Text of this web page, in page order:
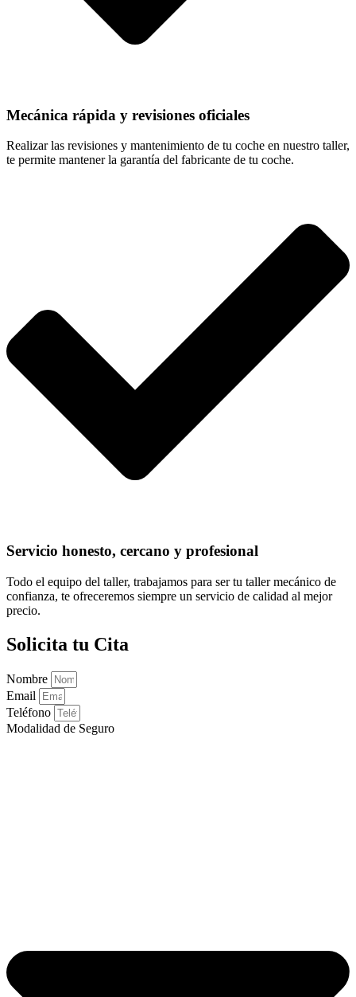
Mecánica rápida y revisiones oficiales
Realizar las revisiones y mantenimiento de tu coche en nuestro taller,
te permite mantener la garantía del fabricante de tu coche.
Servicio honesto, cercano y profesional
Todo el equipo del taller, trabajamos para ser tu taller mecánico de
confianza, te ofreceremos siempre un servicio de calidad al mejor
precio.
Solicita tu Cita
Nombre
Email
Teléfono
Modalidad de Seguro